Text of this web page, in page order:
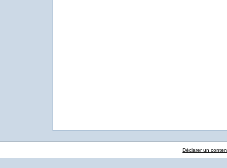
Déclarer un